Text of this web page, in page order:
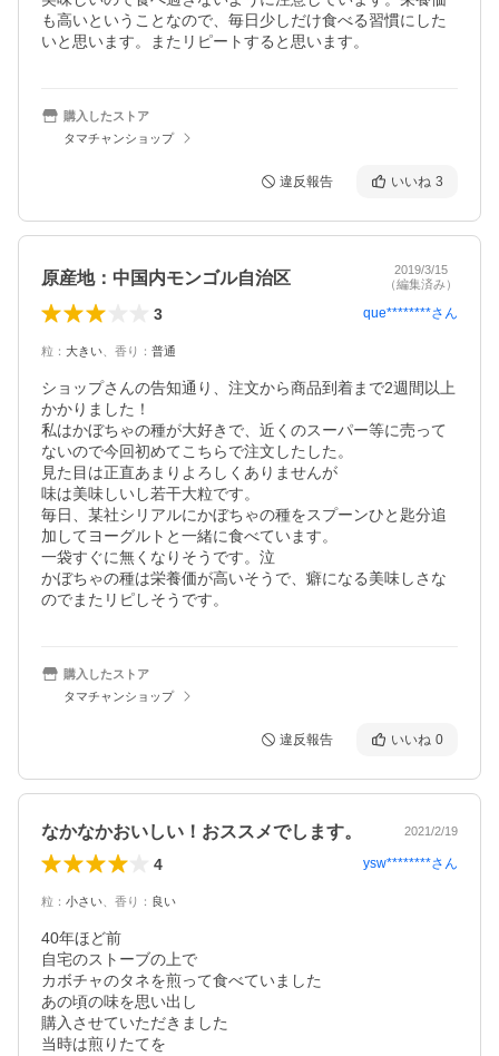
も高いということなので、毎日少しだけ食べる習慣にした
いと思います。またリピートすると思います。
購入したストア
タマチャンショップ
違反報告 いいね 3
原産地：中国内モンゴル自治区
2019/3/15
（編集済み）
3 que********さん
粒 ： 大きい 香り ： 普通
ショップさんの告知通り、注文から商品到着まで2週間以上
かかりました！
私はかぼちゃの種が大好きで、近くのスーパー等に売って
ないので今回初めてこちらで注文したした。
見た目は正直あまりよろしくありませんが
味は美味しいし若干大粒です。
毎日、某社シリアルにかぼちゃの種をスプーンひと匙分追
加してヨーグルトと一緒に食べています。
一袋すぐに無くなりそうです。泣
かぼちゃの種は栄養価が高いそうで、癖になる美味しさな
のでまたリピしそうです。
購入したストア
タマチャンショップ
違反報告 いいね 0
なかなかおいしい！おススメでします。 2021/2/19
4 ysw********さん
粒 ： 小さい 香り ： 良い
40年ほど前
自宅のストーブの上で
カボチャのタネを煎って食べていました
あの頃の味を思い出し
購入させていただきました
当時は煎りたてを